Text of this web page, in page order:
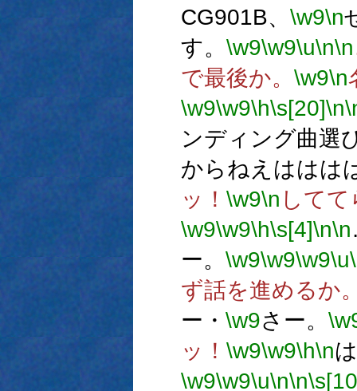
CG901B、 \w9\n
す。 \w9\w9\u\n\n
で最後か。 \w9\n
\w9\w9\h\s[20]\n
ンディング曲選
からねえははは
ッ！ \w9\n して
\w9\w9\h\s[4]\n\n
ー。 \w9\w9\w9\u
ず話を進めるか
ー・ \w9さー。
ッ！ \w9\w9\h\n
\w9\w9\u\n\n